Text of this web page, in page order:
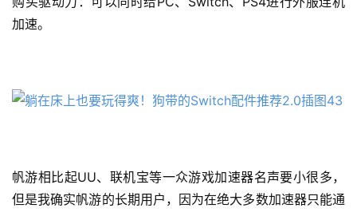
加速。
帆游相比起UU、联机宝等一众游戏加速器名声要小很多，
但是我确实帆游的长期用户，因为在绝大多数加速器只能通